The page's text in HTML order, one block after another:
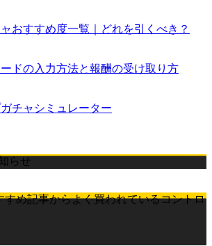
おすすめ度一覧｜どれを引くべき？
ドの入力方法と報酬の受け取り方
チャシミュレーター
らせ
すめ記事からよく買われているコントロ